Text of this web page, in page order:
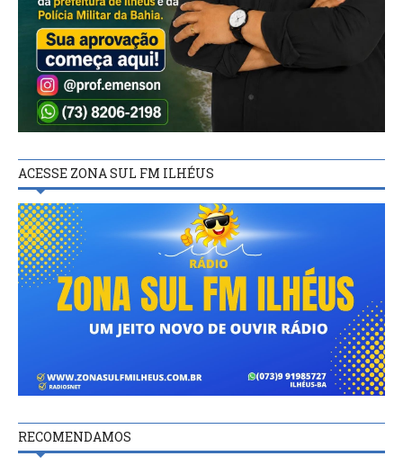
ACESSE ZONA SUL FM ILHÉUS
RECOMENDAMOS